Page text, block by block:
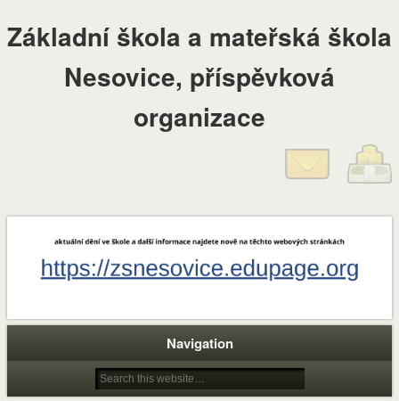
Základní škola a mateřská škola
Nesovice, příspěvková
organizace
Navigation